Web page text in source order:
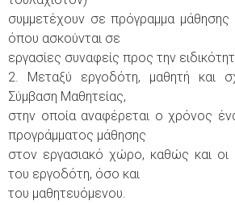
συμμετέχουν σε πρόγραμμα
όπου ασκούνται σε
εργασίες συναφείς προς την
2. Μεταξύ εργοδότη, μαθητή και
Σύμβαση Μαθητείας,
στην οποία αναφέρεται ο χρόνος
προγράμματος μάθησης
στον εργασιακό χώρο, καθώς και
του εργοδότη, όσο και
του μαθητευόμενου.